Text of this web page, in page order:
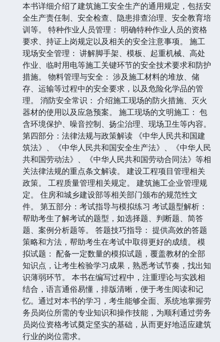
本书详细介绍了建筑施工安全生产的通用规定，包括安
全生产责任制、安全检查、隐患排查治理、安全教育培
训等。 特种作业人员管理： 明确特种作业人员的资格
要求、持证上岗规定以及相关的安全注意事项。 施工
现场安全管理： 讲解脚手架、模板、起重机械、高处
作业、临时用电等施工关键环节的安全技术要求和防护
措施。 物料管理与安全： 涉及施工材料的堆放、储
存、运输等过程中的安全要求，以及危险化学品的管
理。 消防安全常识： 介绍施工现场的防火措施、灭火
器材的使用以及应急预案。 施工现场的文明施工： 包
含环境保护、噪音控制、扬尘治理、现场卫生等内容。
第四部分：法律法规与政策解读 《中华人民共和国建
筑法》、《中华人民共和国安全生产法》、《中华人民
共和国劳动法》、《中华人民共和国劳动合同法》等相
关法律法规的重点条文解读。 建设工程项目管理相关
政策。 工程质量管理相关规定。 建筑施工企业管理规
定。 住房和城乡建设部等相关部门颁布的规范性文
件。 第五部分：考试指导与模拟练习 考试题型解析：
帮助考生了解考试的题型，如选择题、判断题、简答
题、案例分析题等。 答题技巧指导： 提供高效的答题
策略和方法，帮助考生在考试中取得更好的成绩。 模
拟试题： 配备一定数量的模拟试题，覆盖教材的全部
知识点，让考生检验学习成果，熟悉考试节奏，找出知
识薄弱环节。 本书在编写过程中，注重理论与实践相
结合，语言通俗易懂，排版清晰，便于考生阅读和记
忆。通过对本书的学习，考生能够全面、系统地掌握劳
务员岗位所需的专业知识和操作技能，为顺利通过劳务
员岗位资格考试奠定坚实的基础，从而更好地适应建筑
行业的岗位需求。